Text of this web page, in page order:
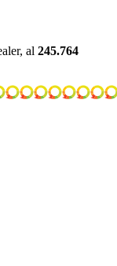
al 245.764